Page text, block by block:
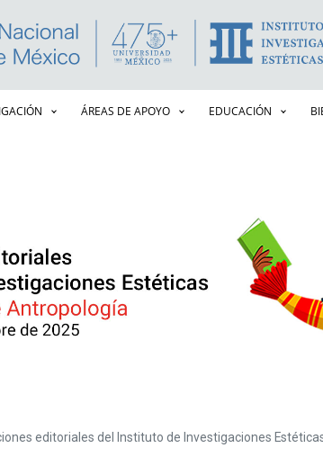
ÁREAS DE APOYO EDUCACIÓN
editoriales del Instituto de Investigaciones